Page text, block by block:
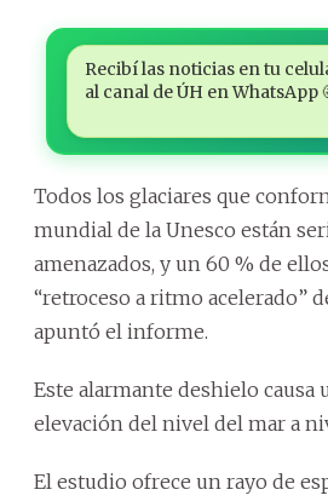
Recibí las noticias en tu
al canal de ÚH en WhatsApp
Todos los glaciares que
mundial de la Unesco están
amenazados, y un 60 % de
“retroceso a ritmo acelerado”
apuntó el informe.
Este alarmante deshielo causa
elevación del nivel del mar a
El estudio ofrece un rayo de